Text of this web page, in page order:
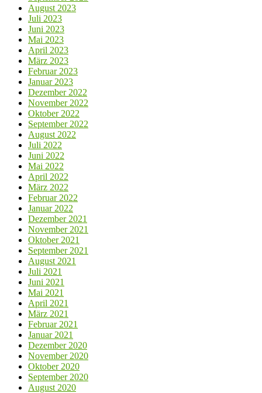
August 2023
Juli 2023
Juni 2023
Mai 2023
April 2023
März 2023
Februar 2023
Januar 2023
Dezember 2022
November 2022
Oktober 2022
September 2022
August 2022
Juli 2022
Juni 2022
Mai 2022
April 2022
März 2022
Februar 2022
Januar 2022
Dezember 2021
November 2021
Oktober 2021
September 2021
August 2021
Juli 2021
Juni 2021
Mai 2021
April 2021
März 2021
Februar 2021
Januar 2021
Dezember 2020
November 2020
Oktober 2020
September 2020
August 2020